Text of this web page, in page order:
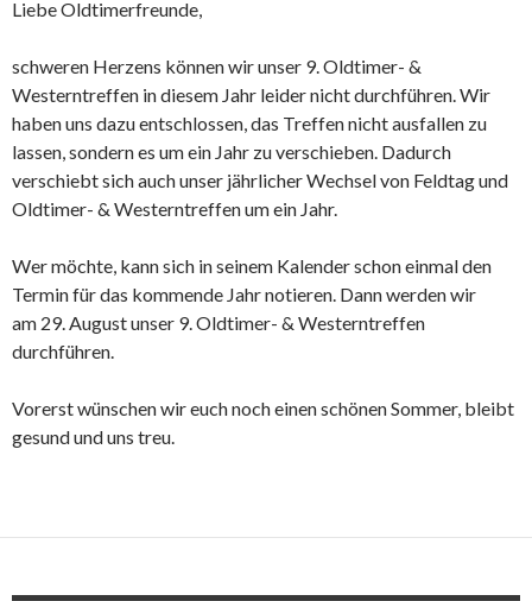
Liebe Oldtimerfreunde,
schweren Herzens können wir unser 9. Oldtimer- &
Westerntreffen in diesem Jahr leider nicht durchführen. Wir
haben uns dazu entschlossen, das Treffen nicht ausfallen zu
lassen, sondern es um ein Jahr zu verschieben. Dadurch
verschiebt sich auch unser jährlicher Wechsel von Feldtag und
Oldtimer- & Westerntreffen um ein Jahr.
Wer möchte, kann sich in seinem Kalender schon einmal den
Termin für das kommende Jahr notieren. Dann werden wir
am 29. August unser 9. Oldtimer- & Westerntreffen
durchführen.
Vorerst wünschen wir euch noch einen schönen Sommer, bleibt
gesund und uns treu.